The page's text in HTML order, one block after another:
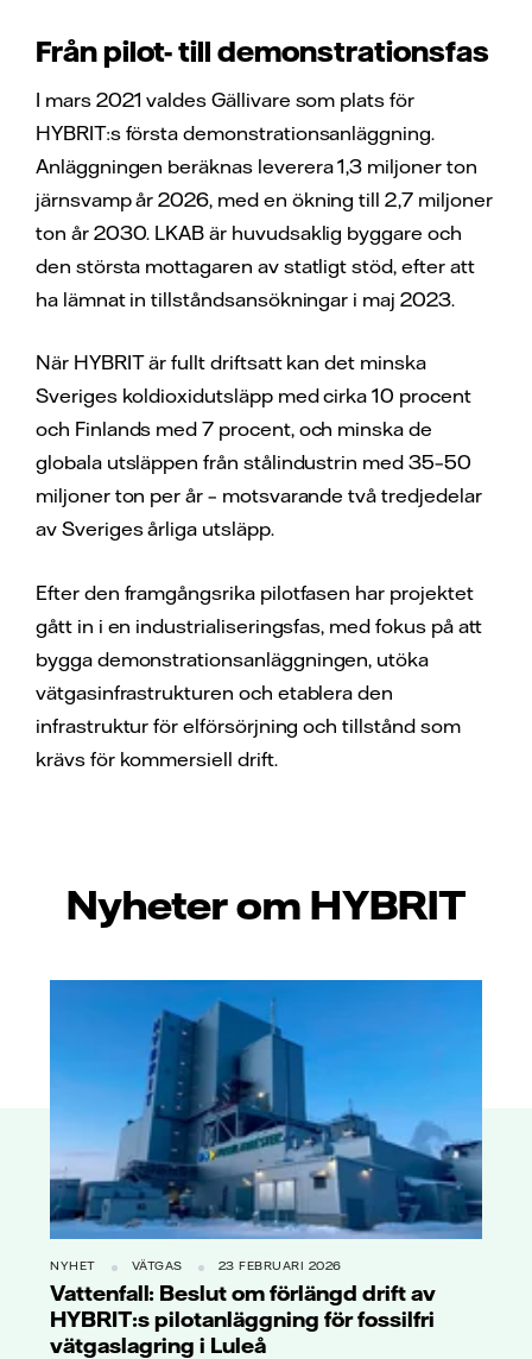
Från pilot- till demonstrationsfas
I mars 2021 valdes Gällivare som plats för
HYBRIT:s första demonstrationsanläggning.
Anläggningen beräknas leverera 1,3 miljoner ton
järnsvamp år 2026, med en ökning till 2,7 miljoner
ton år 2030. LKAB är huvudsaklig byggare och
den största mottagaren av statligt stöd, efter att
ha lämnat in tillståndsansökningar i maj 2023.
När HYBRIT är fullt driftsatt kan det minska
Sveriges koldioxidutsläpp med cirka 10 procent
och Finlands med 7 procent, och minska de
globala utsläppen från stålindustrin med 35–50
miljoner ton per år – motsvarande två tredjedelar
av Sveriges årliga utsläpp.
Efter den framgångsrika pilotfasen har projektet
gått in i en industrialiseringsfas, med fokus på att
bygga demonstrationsanläggningen, utöka
vätgasinfrastrukturen och etablera den
infrastruktur för elförsörjning och tillstånd som
krävs för kommersiell drift.
Nyheter om HYBRIT
NYHET VÄTGAS 23 FEBRUARI 2026
Vattenfall: Beslut om förlängd drift av
HYBRIT:s pilotanläggning för fossilfri
vätgaslagring i Luleå